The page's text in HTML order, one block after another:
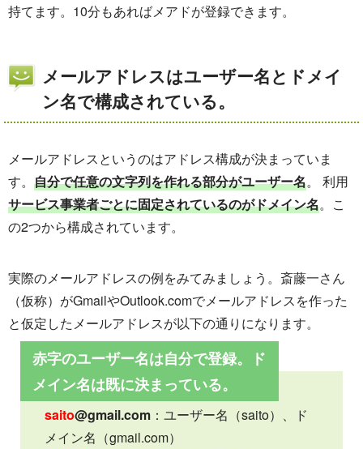
持てます。10分もあればメアドが登録できます。
メールアドレスはユーザー名とドメイ
ン名で構成されている。
メールアドレスというのはアドレス構成が決まっていま
す。 自分で任意の文字列を作れる部分がユーザー名。 利用
サービス事業者ごとに固定されているのがドメイン名。こ
の2つから構成されています。
実際のメールアドレスの例をみてみましょう。斎藤一さん
（仮称）がGmailやOutlook.comでメールアドレスを作った
と仮定したメールアドレスが以下の通りになります。
赤字のユーザー名は自分で登録。ド
メイン名は既に決まっている。
saito@gmail.com：ユーザー名（saito）、ド
メイン名（gmail.com）